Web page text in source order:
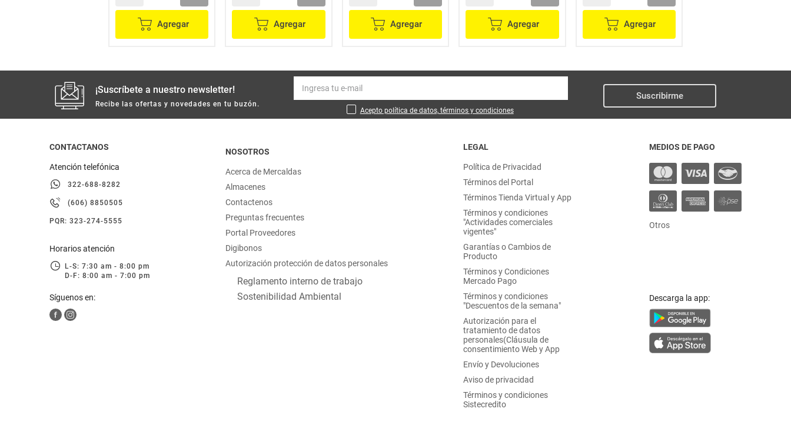
Agregar Agregar Agregar Agregar Agregar
¡Suscríbete a nuestro newsletter!
Recibe las ofertas y novedades en tu buzón.
Acepto política de datos, términos y condiciones
Suscribirme
CONTACTANOS
Atención telefónica
322-688-8282
(606) 8850505
PQR: 323-274-5555
Horarios atención
L-S: 7:30 am - 8:00 pm
D-F: 8:00 am - 7:00 pm
Síguenos en:
NOSOTROS
Acerca de Mercaldas
Almacenes
Contactenos
Preguntas frecuentes
Portal Proveedores
Digibonos
Autorización protección de datos personales
Reglamento interno de trabajo
Sostenibilidad Ambiental
LEGAL
Política de Privacidad
Términos del Portal
Términos Tienda Virtual y App
Términos y condiciones
"Actividades comerciales
vigentes"
Garantías o Cambios de
Producto
Términos y Condiciones
Mercado Pago
Términos y condiciones
"Descuentos de la semana"
Autorización para el
tratamiento de datos
personales(Cláusula de
consentimiento Web y App
Envío y Devoluciones
Aviso de privacidad
Términos y condiciones
Sistecredito
MEDIOS DE PAGO
Otros
Descarga la app: